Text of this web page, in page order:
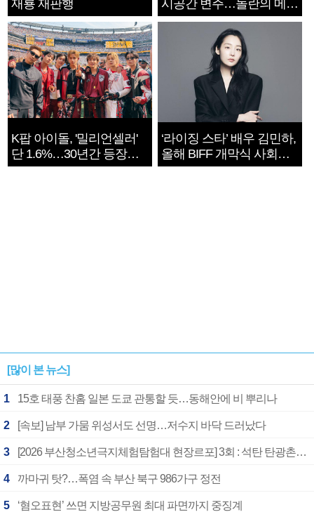
재룡 재판행
시공간 변주…놀란의 메시
지는 ‘전쟁 속죄’
K팝 아이돌, '밀리언셀러'
단 1.6%…30년간 등장
1182개팀 전수조사
‘라이징 스타’ 배우 김민하,
올해 BIFF 개막식 사회자
확정
[많이 본 뉴스]
1 15호 태풍 찬홈 일본 도쿄 관통할 듯…동해안에 비 뿌리나
2 [속보] 남부 가뭄 위성서도 선명…저수지 바닥 드러났다
3 [2026 부산청소년극지체험탐험대 현장르포] 3회 : 석탄 탄광촌에서 북극 연구의 중심지로
4 까마귀 탓?…폭염 속 부산 북구 986가구 정전
5 ‘혐오표현’ 쓰면 지방공무원 최대 파면까지 중징계